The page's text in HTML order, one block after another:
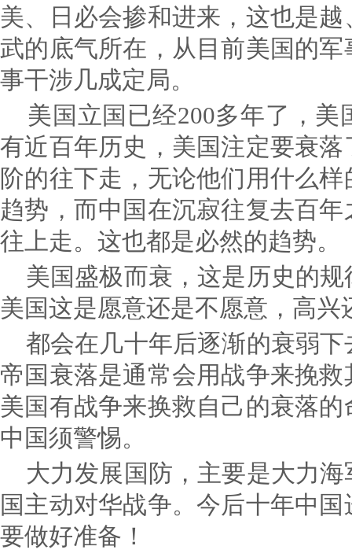
美、日必会掺和进来，这也是
武的底气所在，从目前美国的
事干涉几成定局。
美国立国已经200多年了，美
有近百年历史，美国注定要衰
阶的往下走，无论他们用什么
趋势，而中国在沉寂往复去百
往上走。这也都是必然的趋势。
美国盛极而衰，这是历史的规
美国这是愿意还是不愿意，高兴
都会在几十年后逐渐的衰弱下
帝国衰落是通常会用战争来挽
美国有战争来换救自己的衰落
中国须警惕。
大力发展国防，主要是大力海
国主动对华战争。今后十年中
要做好准备！